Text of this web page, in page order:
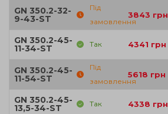
GN 350.2-32-
9-43-ST
Під
замовлення
3843 грн
GN 350.2-45-
11-34-ST Так 4341 грн
GN 350.2-45-
11-54-ST
Під
замовлення
5618 грн
GN 350.2-45-
13,5-34-ST Так 4338 грн